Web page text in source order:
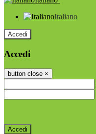
Italiano
Accedi
Accedi
button close ×